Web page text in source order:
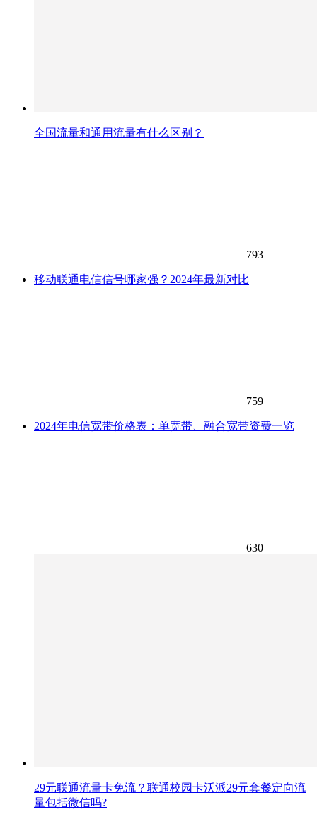
全国流量和通用流量有什么区别？
793
移动联通电信信号哪家强？2024年最新对比
759
2024年电信宽带价格表：单宽带、融合宽带资费一览
630
29元联通流量卡免流？联通校园卡沃派29元套餐定向流
量包括微信吗?